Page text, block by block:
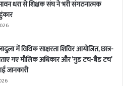
धरा से शिक्षक संघ ने भरी संगठनात्मक
में विधिक साक्षरता शिविर आयोजित, छात्र-
गए मौलिक अधिकार और ‘गुड टच-बैड टच’
जानकारी